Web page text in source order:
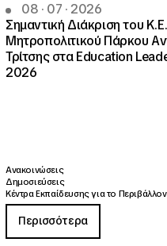
08 · 07 · 2026
Σημαντική Διάκριση του
Μητροπολιτικού Πάρκου
Τρίτσης στα Education
2026
Ανακοινώσεις
Δημοσιεύσεις
Κέντρα Εκπαίδευσης για το
Περισσότερα